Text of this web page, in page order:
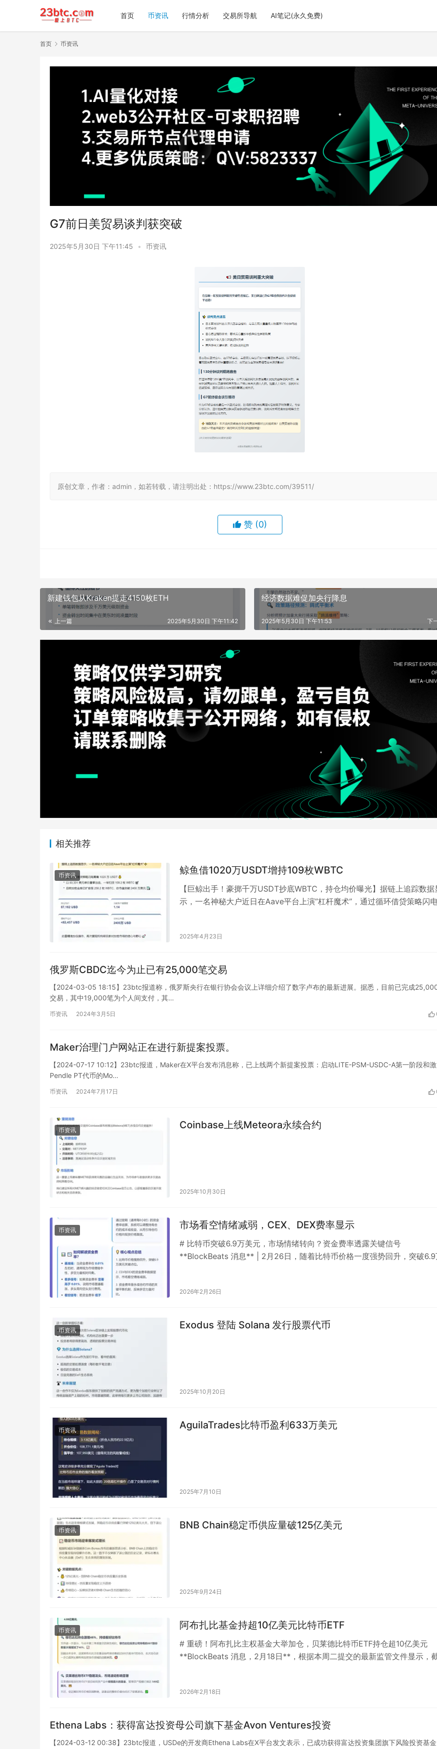
首页 币资讯 行情分析 交易所导航 AI笔记(永久免费)
首页 币资讯
G7前日美贸易谈判获突破
2025年5月30日 下午11:45 • 币资讯
原创文章，作者：admin，如若转载，请注明出处：https://www.23btc.com/39511/
赞 (0)
新建钱包从Kraken提走4150枚ETH
上一篇 2025年5月30日 下午11:42
经济数据难促加央行降息
下
2025年5月30日 下午11:53
相关推荐
币资讯 鲸鱼借1020万USDT增持109枚WBTC
【巨鲸出手！豪掷千万USDT抄底WBTC，持仓均价曝光】据链上追踪数据
示，一名神秘大户近日在Aave平台上演”杠杆魔术”，通过循环借贷策略闪
2025年4月23日
俄罗斯CBDC迄今为止已有25,000笔交易
【2024-03-05 18:15】23btc报道称，俄罗斯央行在银行协会会议上详细介绍了数字卢布的最新进展。据悉，目前已完成
交易，其中19,000笔为个人间支付，其…
币资讯 2024年3月5日
Maker治理门户网站正在进行新提案投票。
【2024-07-17 10:12】23btc报道，Maker在X平台发布消息称，已上线两个新提案投票：启动LITE-PSM-USDC-A第一阶段和
Pendle PT代币的Mo…
币资讯 2024年7月17日
币资讯 Coinbase上线Meteora永续合约
2025年10月30日
币资讯 市场看空情绪减弱，CEX、DEX费率显示
# 比特币突破6.9万美元，市场情绪转向？资金费率透露关键信号
**BlockBeats 消息** | 2月26日，随着比特币价格一度强势回升，突破6.9
2026年2月26日
币资讯 Exodus 登陆 Solana 发行股票代币
2025年10月20日
币资讯 AguilaTrades比特币盈利633万美元
2025年7月10日
币资讯 BNB Chain稳定币供应量破125亿美元
2025年9月24日
币资讯 阿布扎比基金持超10亿美元比特币ETF
# 重磅！阿布扎比主权基金大举加仓，贝莱德比特币ETF持仓超10亿美元
**BlockBeats 消息，2月18日**，根据本周二提交的最新监管文件显示，
2026年2月18日
Ethena Labs：获得富达投资母公司旗下基金Avon Ventures投资
【2024-03-12 00:38】23btc报道，USDe的开发商Ethena Labs在X平台发文表示，已成功获得富达投资集团旗下风险投资基金